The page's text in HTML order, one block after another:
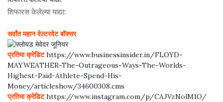
शिफारस केलेल्या याद्या:
सर्वांत महान वेल्टरवेट बॉक्सर
प्रतिमा क्रेडिटhttps://www.businessinsider.in/FLOYD-
MAYWEATHER-The-Outrageous-Ways-The-Worlds-
Highest-Paid-Athlete-Spend-His-
Money/articleshow/34600308.cms
प्रतिमा क्रेडिटhttps://www.instagram.com/p/CAJVzNolM1O/